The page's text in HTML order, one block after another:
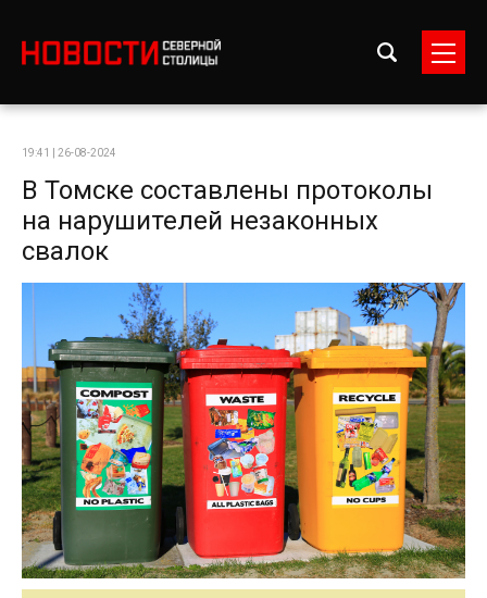
19:41 | 26-08-2024
В Томске составлены протоколы
на нарушителей незаконных
свалок